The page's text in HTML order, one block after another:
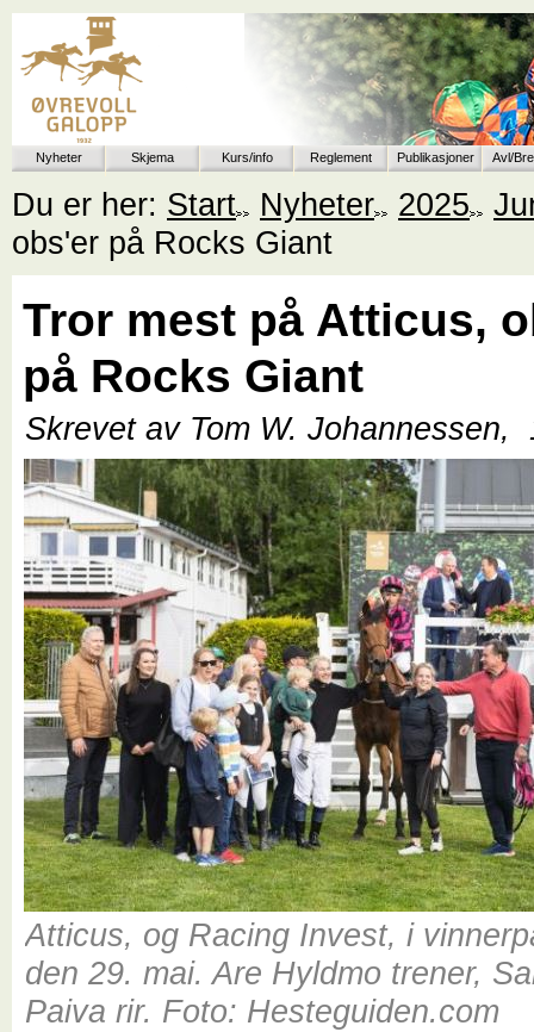
Nyheter Skjema Kurs/info Reglement Publikasjoner Avl/
Du er her: Start Nyheter 2025
obs'er på Rocks Giant
Tror mest på Atticus,
på Rocks Giant
Skrevet av Tom W. Johannessen,
Atticus, og Racing Invest, i
den 29. mai. Are Hyldmo trener,
Paiva rir. Foto: Hesteguiden.com